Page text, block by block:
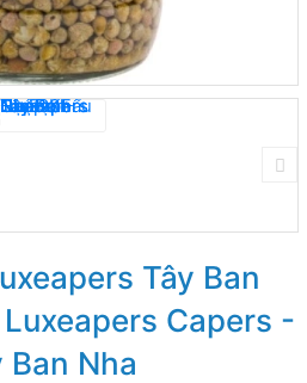
Tây Ban
Capers -
Ban Nha